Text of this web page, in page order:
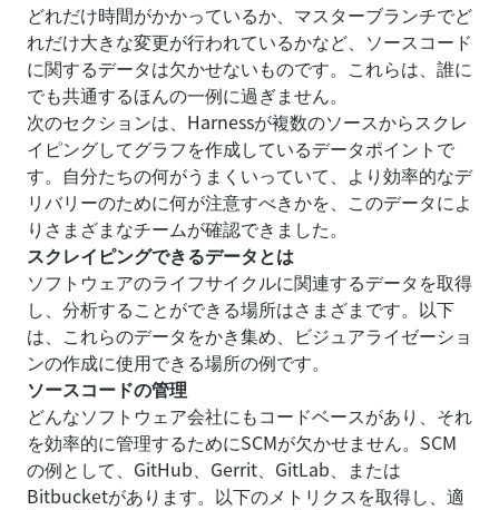
どれだけ時間がかかっているか、マスターブランチでど
れだけ大きな変更が行われているかなど、ソースコード
に関するデータは欠かせないものです。これらは、誰に
でも共通するほんの一例に過ぎません。
次のセクションは、Harnessが複数のソースからスクレ
イピングしてグラフを作成しているデータポイントで
す。自分たちの何がうまくいっていて、より効率的なデ
リバリーのために何が注意すべきかを、このデータによ
りさまざまなチームが確認できました。
スクレイピングできるデータとは
ソフトウェアのライフサイクルに関連するデータを取得
し、分析することができる場所はさまざまです。以下
は、これらのデータをかき集め、ビジュアライゼーショ
ンの作成に使用できる場所の例です。
ソースコードの管理
どんなソフトウェア会社にもコードベースがあり、それ
を効率的に管理するためにSCMが欠かせません。SCM
の例として、GitHub、Gerrit、GitLab、または
Bitbucketがあります。以下のメトリクスを取得し、適